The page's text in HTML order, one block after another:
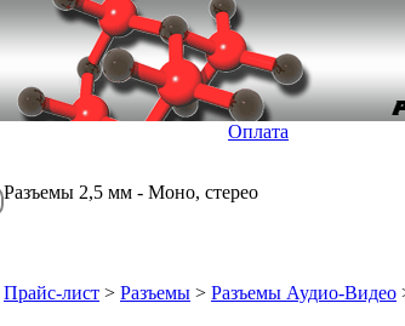
Оплата
Разъемы 2,5 мм - Моно, стерео
Прайс-лист > Разъемы > Разъемы Аудио-Видео